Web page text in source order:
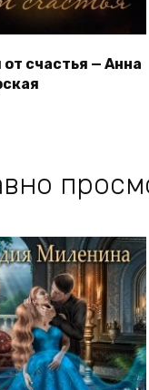
счастья — Анна